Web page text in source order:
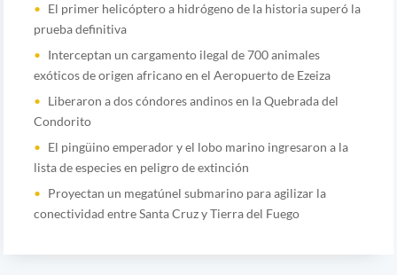
El primer helicóptero a hidrógeno de la historia superó la
prueba definitiva
Interceptan un cargamento ilegal de 700 animales
exóticos de origen africano en el Aeropuerto de Ezeiza
Liberaron a dos cóndores andinos en la Quebrada del
Condorito
El pingüino emperador y el lobo marino ingresaron a la
lista de especies en peligro de extinción
Proyectan un megatúnel submarino para agilizar la
conectividad entre Santa Cruz y Tierra del Fuego